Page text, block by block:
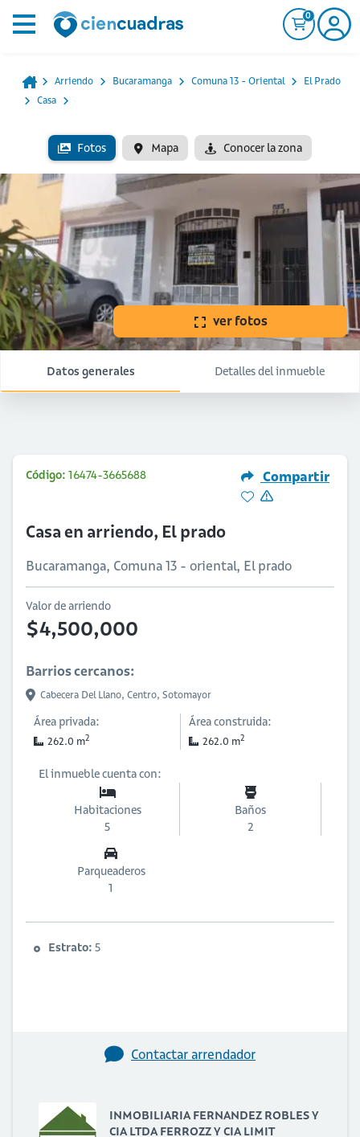
0
Arriendo Bucaramanga Comuna 13 - Oriental
El Prado
Casa
Fotos Mapa Conocer la zona
ver fotos
Datos generales Detalles del inmueble
Código: 16474-3665688 Compartir
Casa en arriendo, El prado
Bucaramanga, Comuna 13 - oriental, El prado
Valor de arriendo
$4,500,000
Barrios cercanos:
Cabecera Del Llano, Centro, Sotomayor
Área privada:
262.0 m2
Área construida:
262.0 m2
El inmueble cuenta con:
Habitaciones
5
Baños
2
Parqueaderos
1
Estrato: 5
Contactar arrendador
INMOBILIARIA FERNANDEZ ROBLES Y
CIA LTDA FERROZZ Y CIA LIMIT